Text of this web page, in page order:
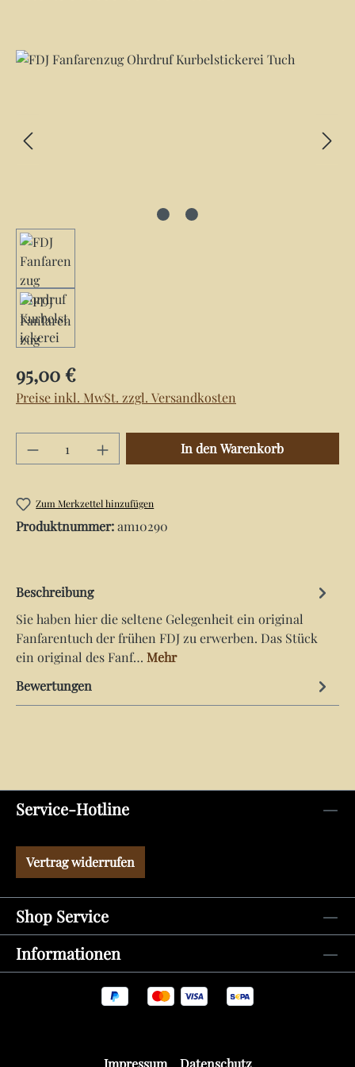
Bildergalerie überspringen
Regulärer Preis:
95,00 €
Preise inkl. MwSt. zzgl. Versandkosten
Produkt Anzahl: Gib den gewünschten
In den Warenkorb
Zum Merkzettel hinzufügen
Produktnummer:am10290
Beschreibung
Sie haben hier die seltene Gelegenheit ein original
Fanfarentuch der frühen FDJ zu erwerben. Das Stück
ein original des Fanf… Mehr
Bewertungen
Service-Hotline
Vertrag widerrufen
Shop Service
Informationen
Impressum Datenschutz